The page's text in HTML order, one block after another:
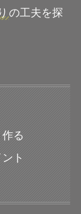
の工夫を探
る
ト